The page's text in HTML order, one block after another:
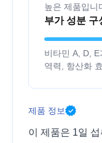
높은 제품입니
부가 성분 구
비타민 A, D,
역력, 항산화
제품 정보
이 제품은 1일